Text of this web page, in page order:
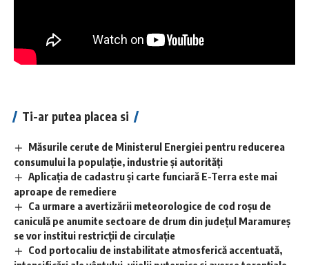
Ti-ar putea placea si
Măsurile cerute de Ministerul Energiei pentru reducerea
consumului la populație, industrie și autorități
Aplicaţia de cadastru şi carte funciară E-Terra este mai
aproape de remediere
Ca urmare a avertizării meteorologice de cod roșu de
caniculă pe anumite sectoare de drum din județul Maramureș
se vor institui restricții de circulație
Cod portocaliu de instabilitate atmosferică accentuată,